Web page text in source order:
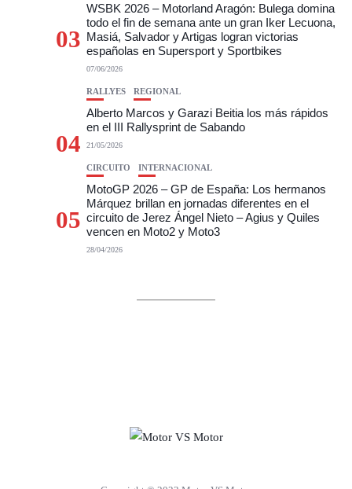
03
WSBK 2026 – Motorland Aragón: Bulega domina
todo el fin de semana ante un gran Iker Lecuona,
Masiá, Salvador y Artigas logran victorias
españolas en Supersport y Sportbikes
07/06/2026
04
RALLYES REGIONAL
Alberto Marcos y Garazi Beitia los más rápidos
en el III Rallysprint de Sabando
21/05/2026
05
CIRCUITO INTERNACIONAL
MotoGP 2026 – GP de España: Los hermanos
Márquez brillan en jornadas diferentes en el
circuito de Jerez Ángel Nieto – Agius y Quiles
vencen en Moto2 y Moto3
28/04/2026